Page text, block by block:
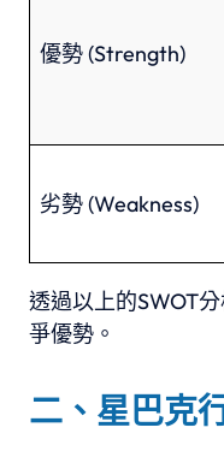
優勢 (Strength)
劣勢 (Weakness)
透過以上的SWOT
爭優勢。
二、星巴克